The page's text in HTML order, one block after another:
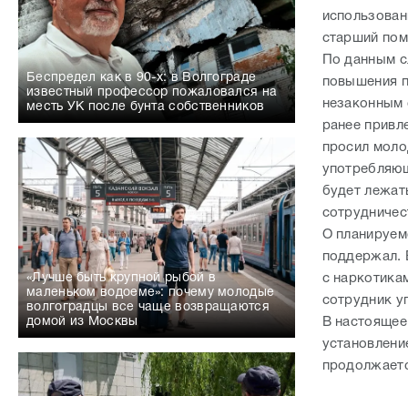
Беспредел как в 90-х: в Волгограде
известный профессор пожаловался на
месть УК после бунта собственников
«Лучше быть крупной рыбой в
маленьком водоеме»: почему молодые
волгоградцы все чаще возвращаются
домой из Москвы
старший
По данным
повышения
незаконным
ранее
просил
будет
О
поддержал.
с
сотрудник
В